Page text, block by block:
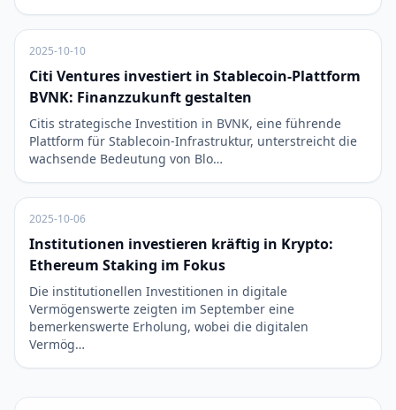
2025-10-10
Citi Ventures investiert in Stablecoin-Plattform
BVNK: Finanzzukunft gestalten
Citis strategische Investition in BVNK, eine führende
Plattform für Stablecoin-Infrastruktur, unterstreicht die
wachsende Bedeutung von Blo…
2025-10-06
Institutionen investieren kräftig in Krypto:
Ethereum Staking im Fokus
Die institutionellen Investitionen in digitale
Vermögenswerte zeigten im September eine
bemerkenswerte Erholung, wobei die digitalen
Vermög…